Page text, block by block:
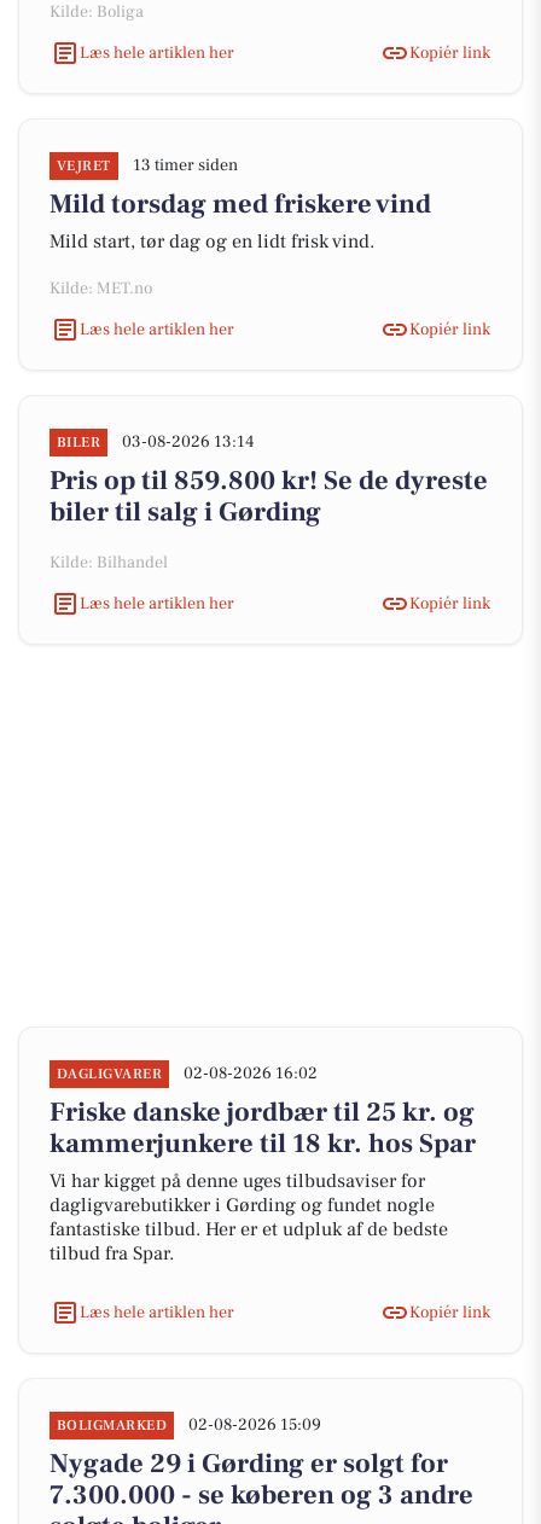
Kilde: Boliga
Læs hele artiklen her
Kopiér link
VEJRET 13 timer siden
Mild torsdag med friskere vind
Mild start, tør dag og en lidt frisk vind.
Kilde: MET.no
Læs hele artiklen her
Kopiér link
BILER 03-08-2026 13:14
Pris op til 859.800 kr! Se de dyreste
biler til salg i Gørding
Kilde: Bilhandel
Læs hele artiklen her
Kopiér link
DAGLIGVARER 02-08-2026 16:02
Friske danske jordbær til 25 kr. og
kammerjunkere til 18 kr. hos Spar
Vi har kigget på denne uges tilbudsaviser for
dagligvarebutikker i Gørding og fundet nogle
fantastiske tilbud. Her er et udpluk af de bedste
tilbud fra Spar.
Læs hele artiklen her Kopiér link
BOLIGMARKED 02-08-2026 15:09
Nygade 29 i Gørding er solgt for
7.300.000 - se køberen og 3 andre